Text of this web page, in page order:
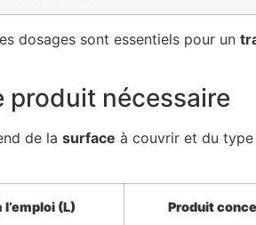
dosages sont essentiels pour un
produit nécessaire
de la surface à couvrir et du
(L) Produit